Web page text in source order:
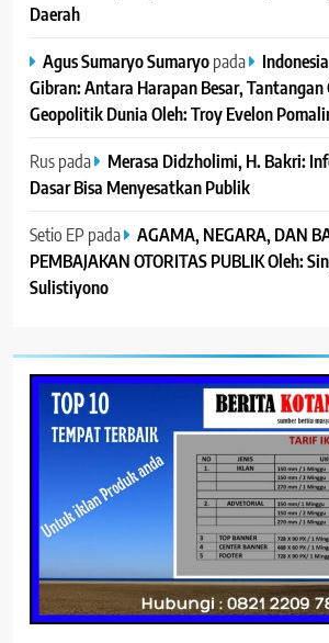
Daerah
Agus Sumaryo Sumaryopada
Gibran: Antara Harapan Besar,
Geopolitik Dunia Oleh: Troy Evelon
Ruspada
Merasa Didzholimi, H. Bakri:
Dasar Bisa Menyesatkan Publik
Setio EP pada
AGAMA, NEGARA, DAN
PEMBAJAKAN OTORITAS PUBLIK Oleh:
Sulistiyono